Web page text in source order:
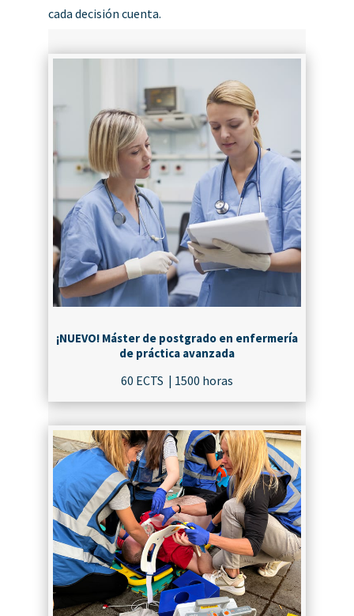
cada decisión cuenta.
¡NUEVO! Máster de postgrado en enfermería
de práctica avanzada
60 ECTS | 1500 horas
¡MATRICÚLATE!